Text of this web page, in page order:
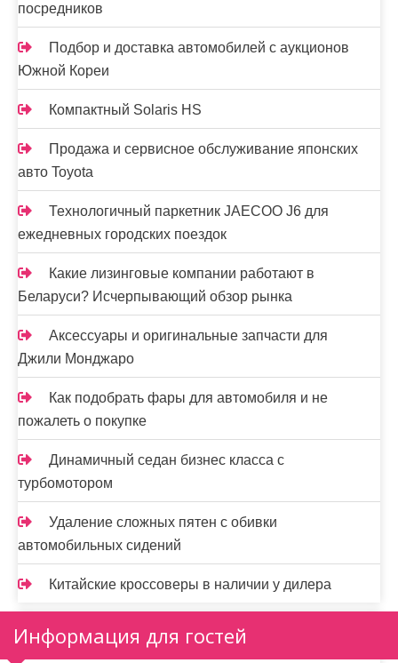
посредников
Подбор и доставка автомобилей с аукционов
Южной Кореи
Компактный Solaris HS
Продажа и сервисное обслуживание японских
авто Toyota
Технологичный паркетник JAECOO J6 для
ежедневных городских поездок
Какие лизинговые компании работают в
Беларуси? Исчерпывающий обзор рынка
Аксессуары и оригинальные запчасти для
Джили Монджаро
Как подобрать фары для автомобиля и не
пожалеть о покупке
Динамичный седан бизнес класса с
турбомотором
Удаление сложных пятен с обивки
автомобильных сидений
Китайские кроссоверы в наличии у дилера
Информация для гостей